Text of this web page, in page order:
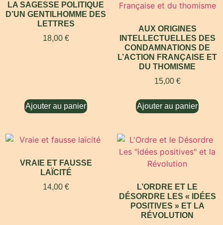
LA SAGESSE POLITIQUE
D’UN GENTILHOMME DES
LETTRES
18,00 €
Ajouter au panier
AUX ORIGINES
INTELLECTUELLES DES
CONDAMNATIONS DE
L’ACTION FRANÇAISE ET
DU THOMISME
15,00 €
Ajouter au panier
VRAIE ET FAUSSE
LAÏCITÉ
14,00 €
L’ORDRE ET LE
DÉSORDRE LES « IDÉES
POSITIVES » ET LA
RÉVOLUTION